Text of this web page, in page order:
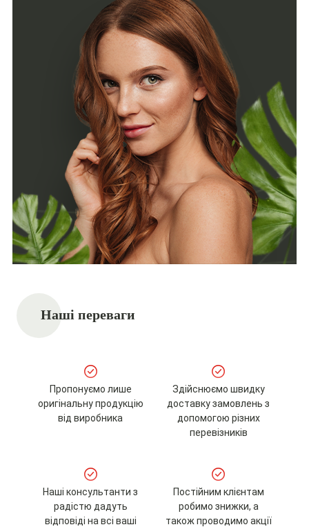
Наші переваги
Пропонуємо лише
оригінальну продукцію
від виробника
Здійснюємо швидку
доставку замовлень з
допомогою різних
перевізників
Наші консультанти з
радістю дадуть
відповіді на всі ваші
Постійним клієнтам
робимо знижки, а
також проводимо акції